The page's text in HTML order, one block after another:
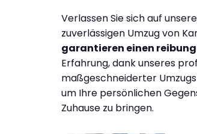
Verlassen Sie sich auf
zuverlässigen Umzug von
garantieren einen
Erfahrung, dank unseres
maßgeschneiderter
um Ihre persönlichen
Zuhause zu bringen.